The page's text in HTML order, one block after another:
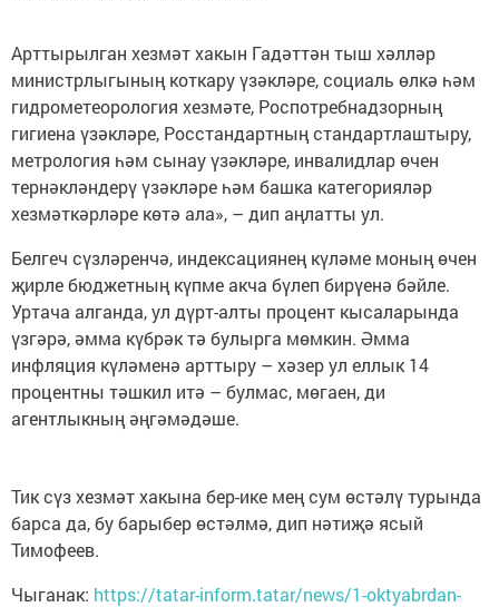
Арттырылган хезмәт хакын Гадәттән тыш хәлләр
министрлыгының коткару үзәкләре, социаль өлкә һәм
гидрометеорология хезмәте, Роспотребнадзорның
гигиена үзәкләре, Росстандартның стандартлаштыру,
метрология һәм сынау үзәкләре, инвалидлар өчен
тернәкләндерү үзәкләре һәм башка категорияләр
хезмәткәрләре көтә ала», – дип аңлатты ул.
Белгеч сүзләренчә, индексациянең күләме моның өчен
җирле бюджетның күпме акча бүлеп бирүенә бәйле.
Уртача алганда, ул дүрт-алты процент кысаларында
үзгәрә, әмма күбрәк тә булырга мөмкин. Әмма
инфляция күләменә арттыру – хәзер ул еллык 14
процентны тәшкил итә – булмас, мөгаен, ди
агентлыкның әңгәмәдәше.
Тик сүз хезмәт хакына бер-ике мең сум өстәлү турында
барса да, бу барыбер өстәлмә, дип нәтиҗә ясый
Тимофеев.
Чыганак: https://tatar-inform.tatar/news/1-oktyabrdan-